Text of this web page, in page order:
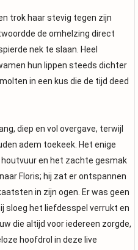
trok haar stevig tegen zijn
de omhelzing direct
nek te slaan. Heel
hun lippen steeds dichter
in een kus die de tijd deed
diep en vol overgave, terwijl
adem toekeek. Het enige
en het zachte gesmak
Floris; hij zat er ontspannen
in zijn ogen. Er was geen
sloeg het liefdesspel verrukt en
die altijd voor iedereen zorgde,
hoofdrol in deze live